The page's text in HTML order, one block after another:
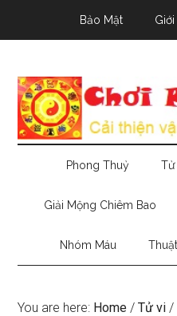
Bảo Mật
Phong Thuỷ Tử
Giải Mộng Chiêm Bao
Nhóm Máu
You are here: Home / Tử vi /